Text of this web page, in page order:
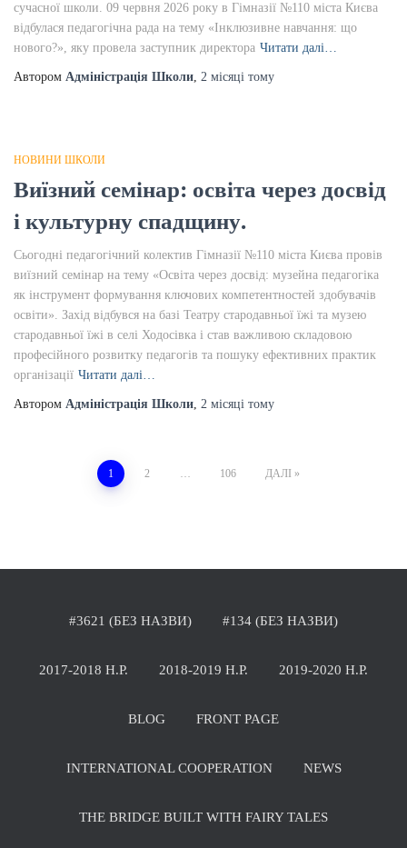
сучасної школи. 09 червня 2026 року в Гімназії №110 міста Києва
відбулася педагогічна рада на тему «Інклюзивне навчання: що
нового?», яку провела заступник директора Читати далі…
Автором Адміністрація Школи, 2 місяці тому
НОВИНИ ШКОЛИ
Виїзний семінар: освіта через досвід
і культурну спадщину.
Сьогодні педагогічний колектив Гімназії №110 міста Києва провів
виїзний семінар на тему «Освіта через досвід: музейна педагогіка
як інструмент формування ключових компетентностей здобувачів
освіти». Захід відбувся на базі Театру стародавньої їжі та музею
стародавньої їжі в селі Ходосівка і став важливою складовою
професійного розвитку педагогів та пошуку ефективних практик
організації Читати далі…
Автором Адміністрація Школи, 2 місяці тому
Навігація
1 2 … 106 ДАЛІ
#3621 (БЕЗ НАЗВИ) #134 (БЕЗ НАЗВИ)
2017-2018 Н.Р. 2018-2019 Н.Р. 2019-2020 Н.Р.
BLOG FRONT PAGE
INTERNATIONAL COOPERATION NEWS
THE BRIDGE BUILT WITH FAIRY TALES